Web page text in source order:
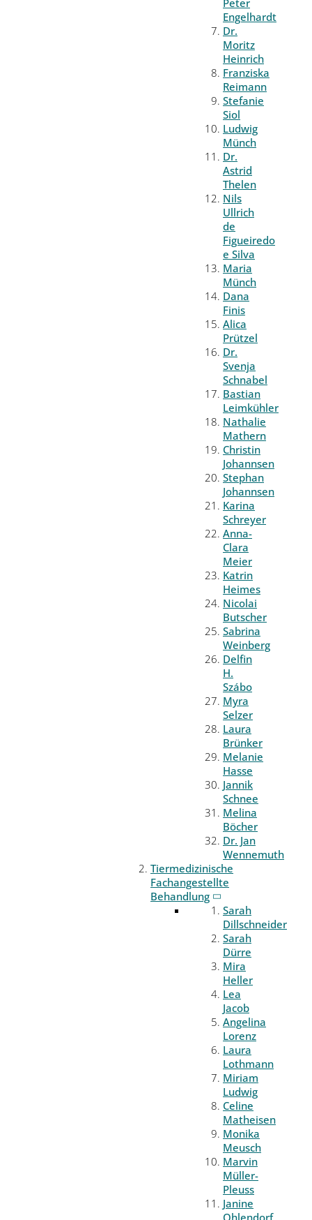
Peter
Engelhardt
Dr.
Moritz
Heinrich
Franziska
Reimann
Stefanie
Siol
Ludwig
Münch
Dr.
Astrid
Thelen
Nils
Ullrich
de
Figueiredo
e Silva
Maria
Münch
Dana
Finis
Alica
Prützel
Dr.
Svenja
Schnabel
Bastian
Leimkühler
Nathalie
Mathern
Christin
Johannsen
Stephan
Johannsen
Karina
Schreyer
Anna-
Clara
Meier
Katrin
Heimes
Nicolai
Butscher
Sabrina
Weinberg
Delfin
H.
Szábo
Myra
Selzer
Laura
Brünker
Melanie
Hasse
Jannik
Schnee
Melina
Böcher
Dr. Jan
Wennemuth
Tiermedizinische
Fachangestellte
Behandlung
Sarah
Dillschneider
Sarah
Dürre
Mira
Heller
Lea
Jacob
Angelina
Lorenz
Laura
Lothmann
Miriam
Ludwig
Celine
Matheisen
Monika
Meusch
Marvin
Müller-
Pleuss
Janine
Ohlendorf